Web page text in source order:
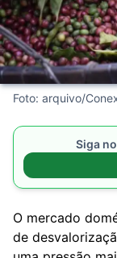
Foto: arquivo/
Siga
O mercado
de